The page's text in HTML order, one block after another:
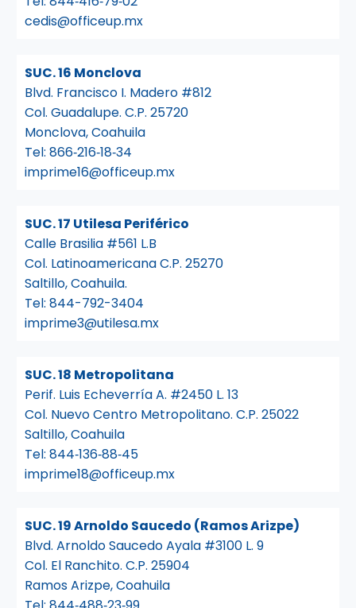
cedis@officeup.mx
SUC. 16 Monclova
Blvd. Francisco I. Madero #812
Col. Guadalupe. C.P. 25720
Monclova, Coahuila
Tel:866‑216‑18‑34
imprime16@officeup.mx
SUC. 17 Utilesa Periférico
Calle Brasilia #561 L.B
Col. Latinoamericana C.P. 25270
Saltillo, Coahuila.
Tel:844-792-3404
imprime3@utilesa.mx
SUC. 18 Metropolitana
Perif. Luis Echeverría A. #2450 L. 13
Col. Nuevo Centro Metropolitano. C.P. 25022
Saltillo, Coahuila
Tel:844‑136‑88‑45
imprime18@officeup.mx
SUC. 19 Arnoldo Saucedo (Ramos Arizpe)
Blvd. Arnoldo Saucedo Ayala #3100 L. 9
Col. El Ranchito. C.P. 25904
Ramos Arizpe, Coahuila